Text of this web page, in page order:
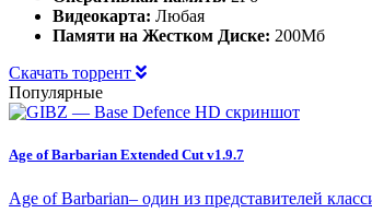
Видеокарта: Любая
Памяти на Жестком Диске: 200Мб
Скачать торрент
Популярные
Age of Barbarian Extended Cut v1.9.7
Age of Barbarian– один из представителей